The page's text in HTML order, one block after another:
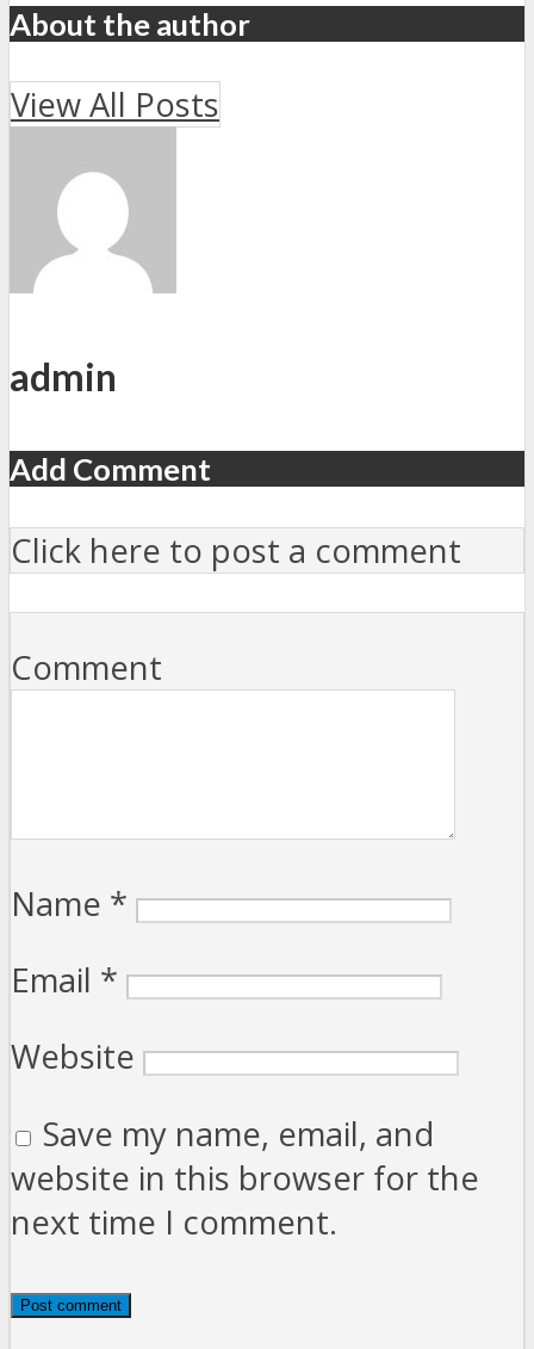
About the author
View All Posts
admin
Add Comment
Click here to post a comment
Comment
Name *
Email *
Website
Save my name, email, and
website in this browser for the
next time I comment.